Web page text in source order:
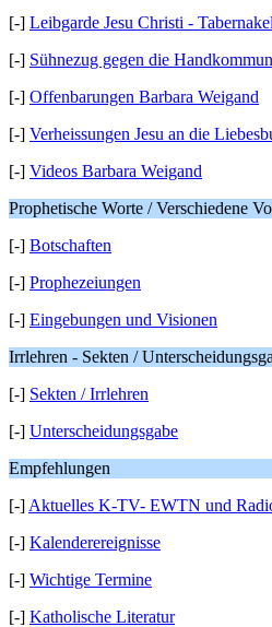
[-] Leibgarde Jesu Christi -
[-] Sühnezug gegen die
[-] Offenbarungen Barbara Weigand
[-] Verheissungen Jesu an die
[-] Videos Barbara Weigand
Prophetische Worte / Verschiedene
[-] Botschaften
[-] Prophezeiungen
[-] Eingebungen und Visionen
Irrlehren - Sekten /
[-] Sekten / Irrlehren
[-] Unterscheidungsgabe
Empfehlungen
[-] Aktuelles K-TV- EWTN und
[-] Kalenderereignisse
[-] Wichtige Termine
[-] Katholische Literatur